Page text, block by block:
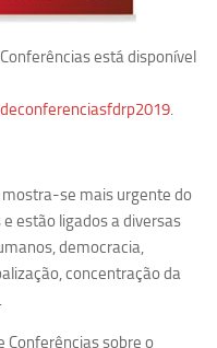
de Oliveira (FDRP)
Ruiz
está disponível
.
se mais urgente do
estão ligados a diversas
democracia,
concentração da
Conferências sobre o